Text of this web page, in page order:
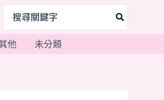
尋：
他 未分類